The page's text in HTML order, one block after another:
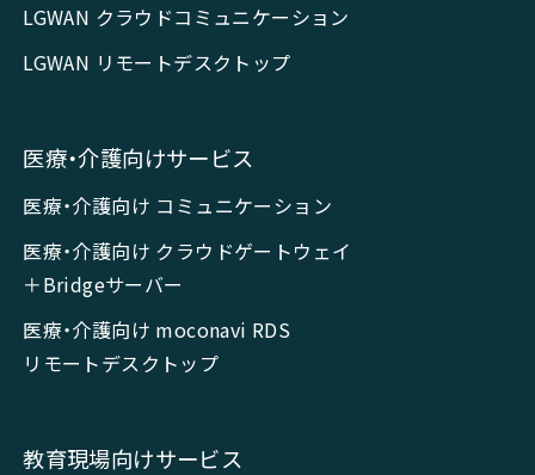
LGWAN クラウドコミュニケーション
LGWAN リモートデスクトップ
医療・介護向けサービス
医療・介護向け コミュニケーション
医療・介護向け クラウドゲートウェイ
＋Bridgeサーバー
医療・介護向け moconavi RDS
リモートデスクトップ
教育現場向けサービス